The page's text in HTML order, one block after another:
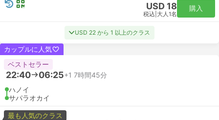
USD 18
税込 大人1名
購入
USD 22 から 1 以上のクラス
カップルに人気
ベストセラー
22:40 06:25+1 7時間45分
ハノイ
サパラオカイ
最も人気のクラス